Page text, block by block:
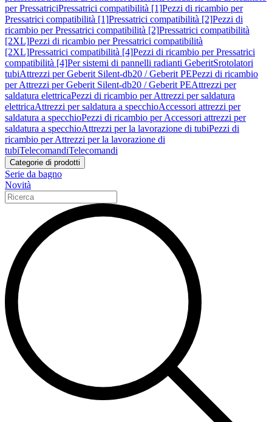
per PressatriciPressatrici compatibilità [1]Pezzi di ricambio per
Pressatrici compatibilità [1]Pressatrici compatibilità [2]Pezzi di
ricambio per Pressatrici compatibilità [2]Pressatrici compatibilità
[2XL]Pezzi di ricambio per Pressatrici compatibilità
[2XL]Pressatrici compatibilità [4]Pezzi di ricambio per Pressatrici
compatibilità [4]Per sistemi di pannelli radianti GeberitSrotolatori
tubiAttrezzi per Geberit Silent-db20 / Geberit PEPezzi di ricambio
per Attrezzi per Geberit Silent-db20 / Geberit PEAttrezzi per
saldatura elettricaPezzi di ricambio per Attrezzi per saldatura
elettricaAttrezzi per saldatura a specchioAccessori attrezzi per
saldatura a specchioPezzi di ricambio per Accessori attrezzi per
saldatura a specchioAttrezzi per la lavorazione di tubiPezzi di
ricambio per Attrezzi per la lavorazione di
tubiTelecomandiTelecomandi
Categorie di prodotti
Serie da bagno
Novità